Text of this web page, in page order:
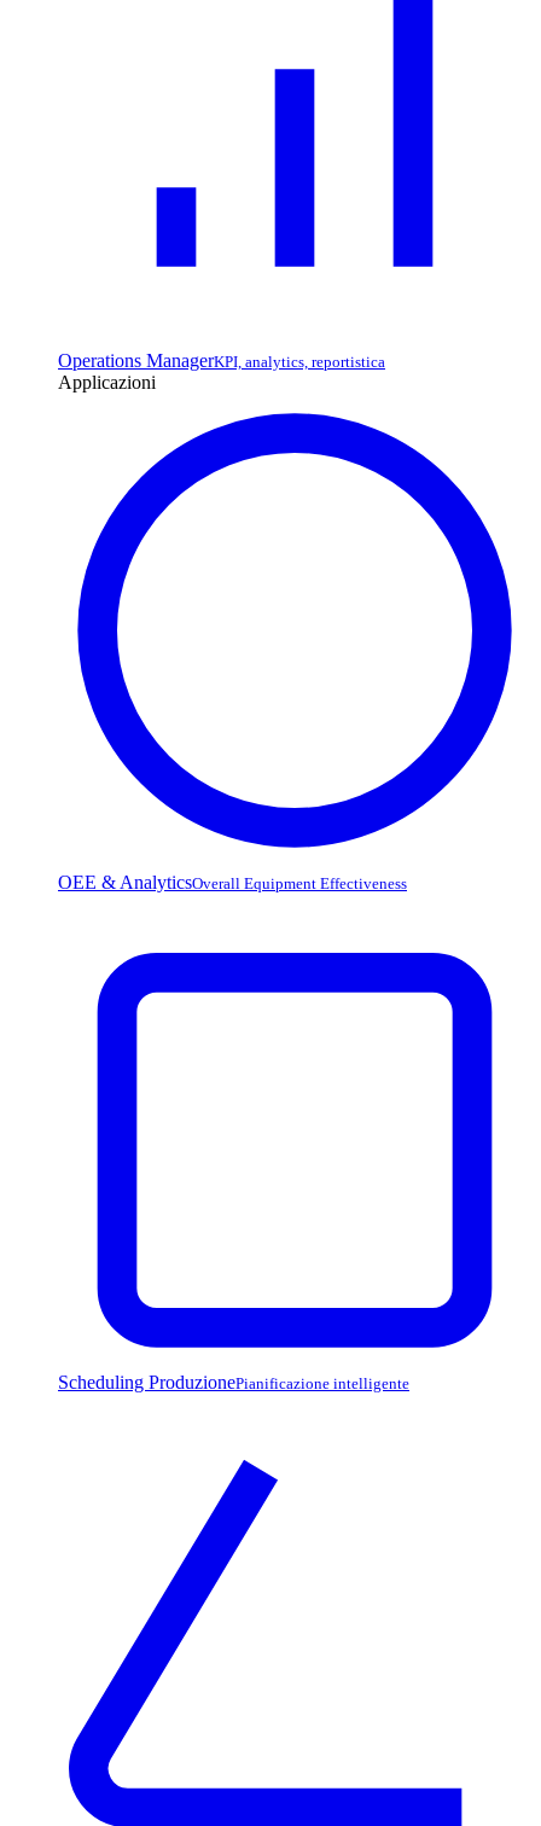
Operations ManagerKPI, analytics, reportistica
Applicazioni
OEE & AnalyticsOverall Equipment Effectiveness
Scheduling ProduzionePianificazione intelligente